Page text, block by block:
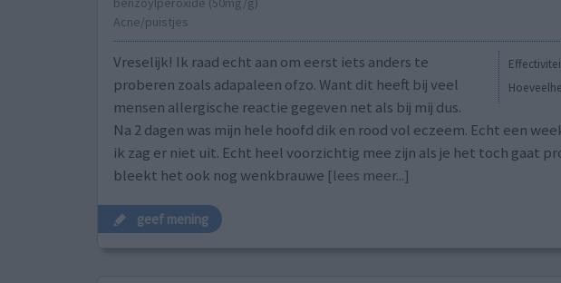
Acne/puistjes
Vreselijk! Ik raad echt aan om eerst iets anders te
proberen zoals adapaleen ofzo. Want dit heeft bij veel
mensen allergische reactie gegeven net als bij mij dus.
Na 2 dagen was mijn hele hoofd dik en rood vol eczeem. Echt een
ik zag er niet uit. Echt heel voorzichtig mee zijn als je het toch gaat
bleekt het ook nog wenkbrauwe [lees meer...]
geef mening